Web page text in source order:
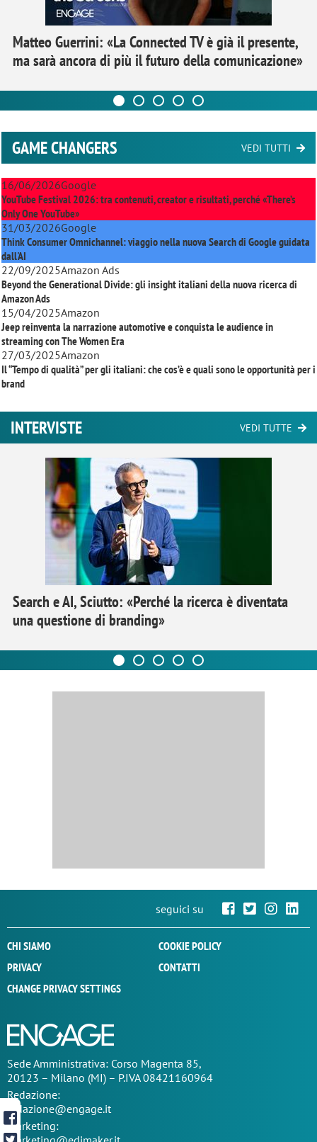
Matteo Guerrini: «La Connected TV è già il presente,
ma sarà ancora di più il futuro della comunicazione»
GAME CHANGERS VEDI TUTTI
16/06/2026Google
YouTube Festival 2026: tra contenuti, creator e risultati, perché «There’s
Only One YouTube»
31/03/2026Google
Think Consumer Omnichannel: viaggio nella nuova Search di Google guidata
dall'AI
22/09/2025Amazon Ads
Beyond the Generational Divide: gli insight italiani della nuova ricerca di
Amazon Ads
15/04/2025Amazon
Jeep reinventa la narrazione automotive e conquista le audience in
streaming conThe Women Era
27/03/2025Amazon
Il “Tempo di qualità” per gli italiani: che cos’è e quali sono le opportunità per i
brand
INTERVISTE VEDI TUTTE
Search e AI, Sciutto: «Perché la ricerca è diventata
una questione di branding»
seguici su
CHI SIAMO
COOKIE POLICY
PRIVACY
CONTATTI
CHANGE PRIVACY SETTINGS
SedeAmministrativa: Corso Magenta 85,
20123 – Milano (MI) – P.IVA 08421160964
Redazione:
redazione@engage.it
Marketing: